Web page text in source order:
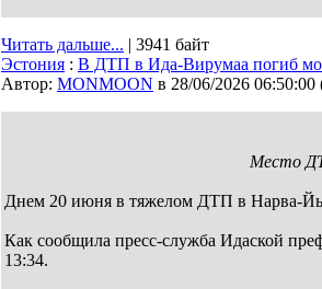
Читать дальше... | 3941 байт
Эстония : В ДТП в Ида-Вирумаа погиб
Автор: MONMOON в 28/06/2026 06:50:00
Место
Днем 20 июня в тяжелом ДТП в Нарва-
Как сообщила пресс-служба Идаской
13:34.